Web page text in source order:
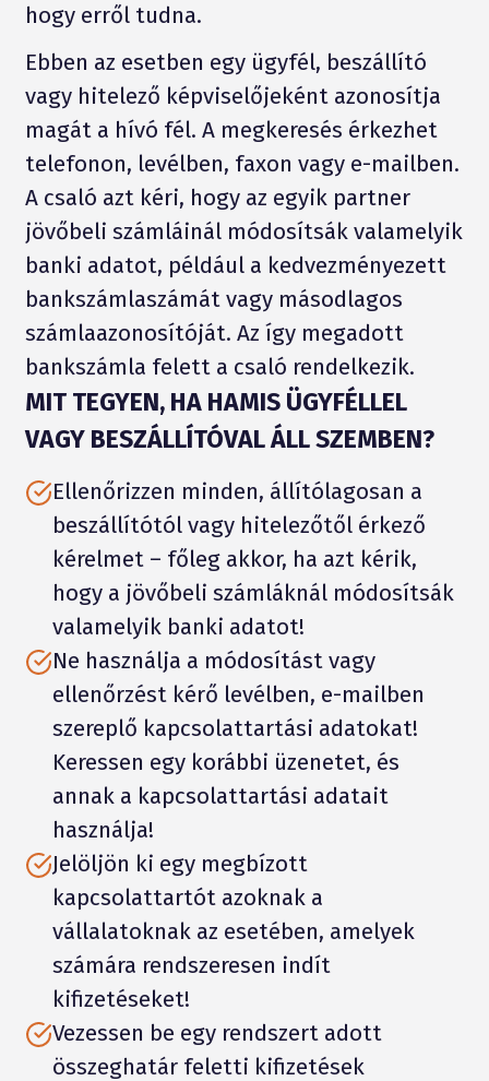
hogy erről tudna.
Ebben az esetben egy ügyfél, beszállító
vagy hitelező képviselőjeként azonosítja
magát a hívó fél. A megkeresés érkezhet
telefonon, levélben, faxon vagy e-mailben.
A csaló azt kéri, hogy az egyik partner
jövőbeli számláinál módosítsák valamelyik
banki adatot, például a kedvezményezett
bankszámlaszámát vagy másodlagos
számlaazonosítóját. Az így megadott
bankszámla felett a csaló rendelkezik.
MIT TEGYEN, HA HAMIS ÜGYFÉLLEL
VAGY BESZÁLLÍTÓVAL ÁLL SZEMBEN?
Ellenőrizzen minden, állítólagosan a
beszállítótól vagy hitelezőtől érkező
kérelmet – főleg akkor, ha azt kérik,
hogy a jövőbeli számláknál módosítsák
valamelyik banki adatot!
Ne használja a módosítást vagy
ellenőrzést kérő levélben, e-mailben
szereplő kapcsolattartási adatokat!
Keressen egy korábbi üzenetet, és
annak a kapcsolattartási adatait
használja!
Jelöljön ki egy megbízott
kapcsolattartót azoknak a
vállalatoknak az esetében, amelyek
számára rendszeresen indít
kifizetéseket!
Vezessen be egy rendszert adott
összeghatár feletti kifizetések